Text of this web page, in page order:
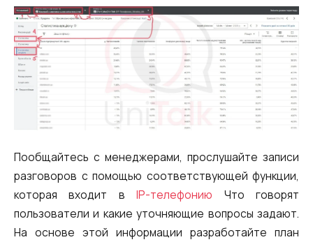
Пообщайтесь с менеджерами, прослушайте записи
разговоров с помощью соответствующей функции,
которая входит вIP-телефонию
Что говорят
пользователи и какие уточняющие вопросы задают.
На основе этой информации разработайте план